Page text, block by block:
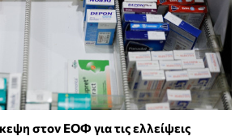
στον ΕΟΦ για τις ελλείψεις